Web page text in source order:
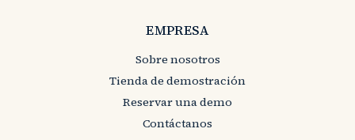
EMPRESA
Sobre nosotros
Tienda de demostración
Reservar una demo
Contáctanos